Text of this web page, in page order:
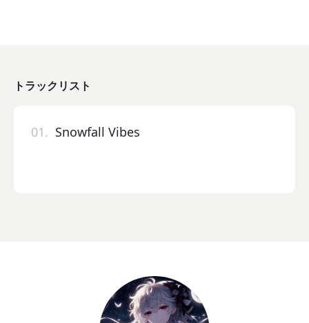
トラックリスト
01. Snowfall Vibes